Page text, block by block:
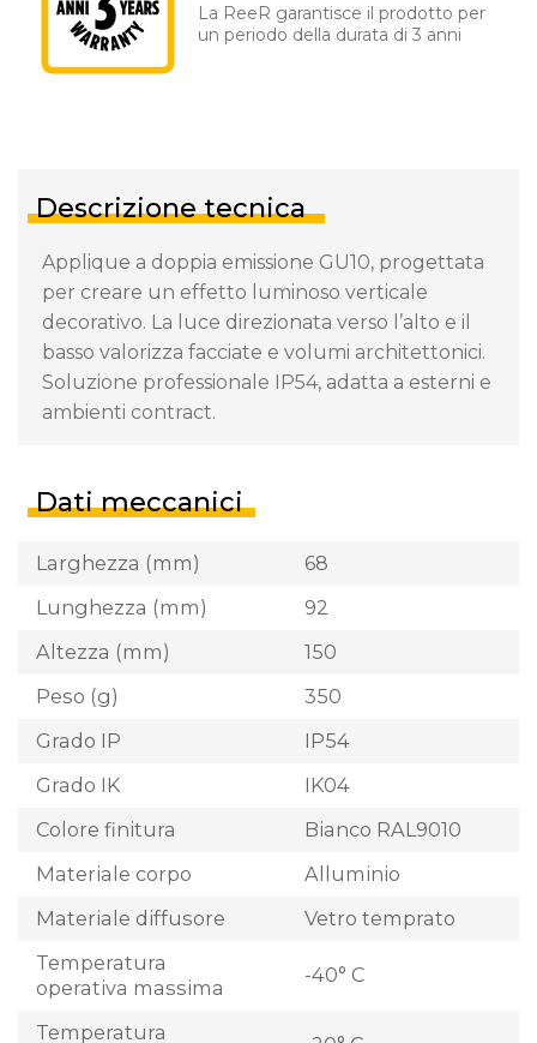
La ReeR garantisce il prodotto per
un periodo della durata di 3 anni
Descrizione tecnica
Applique a doppia emissione GU10, progettata
per creare un effetto luminoso verticale
decorativo. La luce direzionata verso l’alto e il
basso valorizza facciate e volumi architettonici.
Soluzione professionale IP54, adatta a esterni e
ambienti contract.
Dati meccanici
Larghezza (mm)
68
Lunghezza (mm)
92
Altezza (mm)
150
Peso (g)
350
Grado IP
IP54
Grado IK
IK04
Colore finitura
Bianco RAL9010
Materiale corpo
Alluminio
Materiale diffusore
Vetro temprato
Temperatura
operativa massima
-40° C
Temperatura